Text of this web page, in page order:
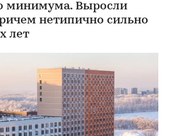
минимума. Выросли
нетипично сильно
лет